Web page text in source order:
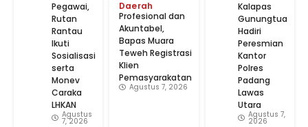
Pegawai,
Rutan
Rantau
Ikuti
Sosialisasi
serta
Monev
Caraka
LHKAN
Agustus
7, 2026
Daerah
‎Profesional dan
Akuntabel,
Bapas Muara
Teweh Registrasi
Klien
Pemasyarakatan
Agustus 7, 2026
Kalapas
Gunungtua
Hadiri
Peresmian
Kantor
Polres
Padang
Lawas
Utara
Agustus 7,
2026